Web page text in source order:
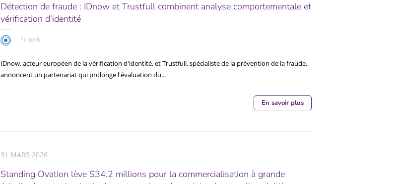
Détection de fraude : IDnow et Trustfull combinent analyse comportementale et
vérification d’identité
Fintech
IDnow, acteur européen de la vérification d'identité, et Trustfull, spécialiste de la prévention de la fraude,
annoncent un partenariat qui prolonge l'évaluation du...
En savoir plus
31 MARS 2026
Standing Ovation lève $34,2 millions pour la commercialisation à grande